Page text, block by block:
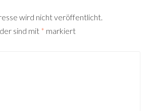
wird nicht veröffentlicht.
sind mit * markiert